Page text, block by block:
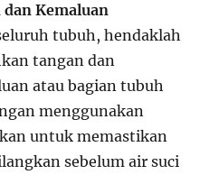
Kemaluan
tubuh, hendaklah
tangan dan
atau bagian tubuh
menggunakan
untuk memastikan
sebelum air suci